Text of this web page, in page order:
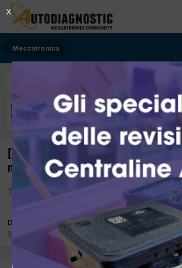
Meccatronica
[Focus 03/2000 1753cc C9DA
macchina fuma molto e
Da Manuele
14 Dicembre 2012in Meccatronica
X